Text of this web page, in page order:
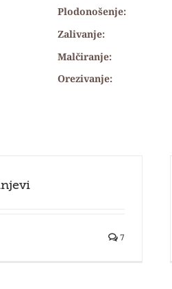
Plodonošenje:
Zalivanje:
Malčiranje:
Orezivanje:
7